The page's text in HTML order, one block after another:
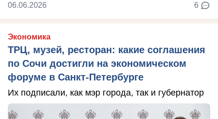
06.06.2026 6
Экономика
ТРЦ, музей, ресторан: какие соглашения
по Сочи достигли на экономическом
форуме в Санкт-Петербурге
Их подписали, как мэр города, так и губернатор